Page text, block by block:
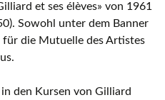
et ses élèves» von 1961
Sowohl unter dem Banner
die Mutuelle des Artistes
den Kursen von Gilliard